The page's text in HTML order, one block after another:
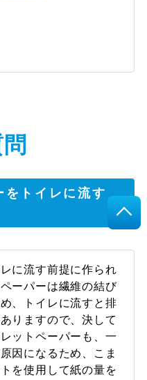
トイレに流す
に流す前提に作られ
ーパーは繊維の結び
、トイレに流すと排
りますので、決して
ットペーパーも、一
因になるため、こま
を使用して紙の量を